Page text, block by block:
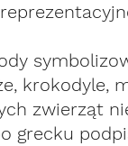
krokodyle,
zwierząt
grecku